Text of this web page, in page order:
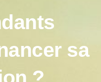
sa